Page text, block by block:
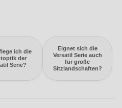
ich die
der
Serie?
Eignet sich die
Versatil Serie auch
für große
Sitzlandschaften?